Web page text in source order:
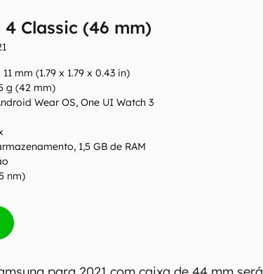
Classic (46 mm)
mm (1.79 x 1.79 x 0.43 in)
g (42 mm)
Wear OS, One UI Watch 3
1,5 GB de RAM
nm)